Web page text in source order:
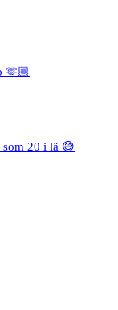
🫶🏼
som 20 i lä 😅